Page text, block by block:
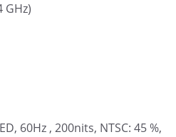
GHz)
60Hz , 200nits, NTSC: 45 %,